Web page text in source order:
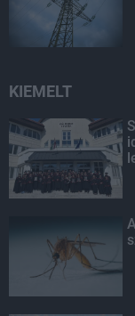
KIEMELT